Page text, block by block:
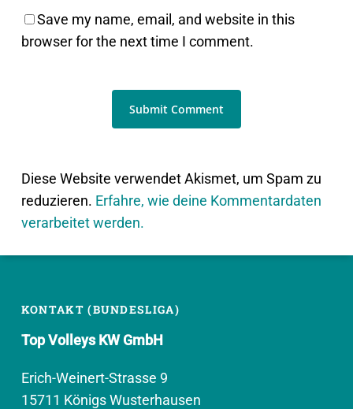
Save my name, email, and website in this
browser for the next time I comment.
Diese Website verwendet Akismet, um Spam zu
reduzieren. Erfahre, wie deine Kommentardaten
verarbeitet werden.
KONTAKT (BUNDESLIGA)
Top Volleys KW GmbH
Erich-Weinert-Strasse 9
15711 Königs Wusterhausen